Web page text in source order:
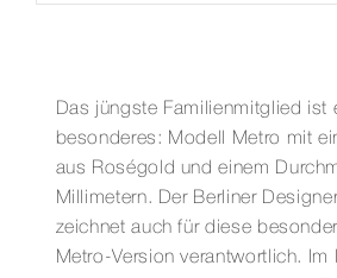
Das jüngste Familienmitglied ist
besonderes: Modell Metro mit
aus Roségold und einem
Millimetern. Der Berliner
zeichnet auch für diese
Metro-Version verantwortlich. Im